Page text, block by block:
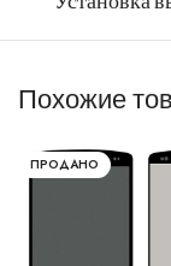
Похожие
ПРОДАНО